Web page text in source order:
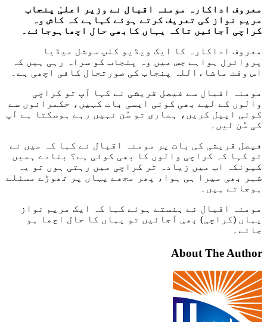
معروف اداکارہ مومنہ اقبال نے وزیر اعلیٰ پنجاب
مریم نواز کی تعریف کرتے ہوئے کہاہے کہ کاش وہ
کراچی آجائیں تاکہ یہاں کابھی حال اچھاہوجائے۔
معروف اداکارہ کا ایک ویڈیو کلپ سوشل میڈیا
پروائرل ہواہے جس میں وہ پنجاب کو سراہ رہی ہیں کہ
اس وقت ماشاءاللہ پنجاب کی صورتحال کافی اچھی ہے۔
مومنہ اقبال سے فیصل قریشی نے کہا آپ تو کراچی
والوں کے لیے بھی کوئی ایسی بات کہیں، حکمرانوں سے
کوئی اپیل کریں، ہماری تو سُن نہیں رہے ہوسکتا ہے آپ
کی سُن لیں۔
فیصل قریشی کی بات پر مومنہ اقبال نے کہا کہ میں نے
تو کہا کہ کراچی والوں کا بھی کوئی ہے؟ بتادے ہمیں
کیونکہ اب میں زیادہ تر کراچی میں رہتی ہوں تو یہ
شہر بھی میرا ہی ہوا، پھر مجھے یہاں پر تھوڑے مسئلے
ہوجاتے ہیں۔
مومنہ اقبال نے ہنستے ہوئے کہا کہ ایک مریم نواز
یہاں (کراچی) بھی آجائیں تو یہاں کا حال اچھا ہو
جائے۔
About The Author